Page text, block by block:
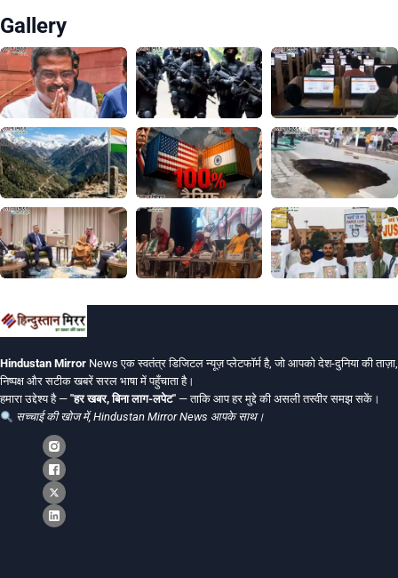
Gallery
Hindustan Mirror News एक स्वतंत्र डिजिटल न्यूज़ प्लेटफॉर्म है, जो आपको देश-दुनिया की ताज़ा,
निष्पक्ष और सटीक खबरें सरल भाषा में पहुँचाता है।
हमारा उद्देश्य है — "हर खबर, बिना लाग-लपेट" — ताकि आप हर मुद्दे की असली तस्वीर समझ सकें।
सच्चाई की खोज में, Hindustan Mirror News आपके साथ।